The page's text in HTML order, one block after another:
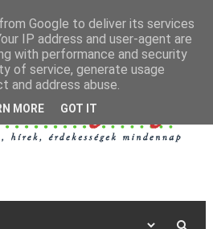
Google to deliver its services
IP address and user-agent are
with performance and security
of service, generate usage
address abuse.
MORE GOT IT